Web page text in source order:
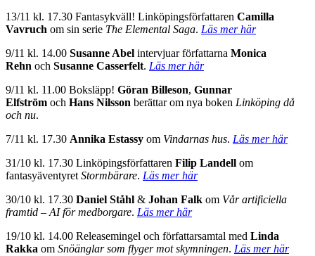
13/11 kl. 17.30 Fantasykväll! Linköpingsförfattaren Camilla
Vavruch om sin serie The Elemental Saga. Läs mer här
9/11 kl. 14.00 Susanne Abel intervjuar författarna Monica
Rehn och Susanne Casserfelt. Läs mer här
9/11 kl. 11.00 Boksläpp! Göran Billeson, Gunnar
Elfström och Hans Nilsson berättar om nya boken Linköping då
och nu.
7/11 kl. 17.30 Annika Estassy om Vindarnas hus. Läs mer här
31/10 kl. 17.30 Linköpingsförfattaren Filip Landell om
fantasyäventyret Stormbärare. Läs mer här
30/10 kl. 17.30 Daniel Ståhl & Johan Falk om Vår artificiella
framtid – AI för medborgare. Läs mer här
19/10 kl. 14.00 Releasemingel och författarsamtal med Linda
Rakka om Snöänglar som flyger mot skymningen. Läs mer här